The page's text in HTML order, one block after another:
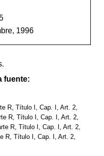
1996
fuente:
R, Título I, Cap. I, Art. 2,
R, Título I, Cap. I, Art. 2,
R, Título I, Cap. I, Art. 2,
R, Título I, Cap. I, Art. 2,